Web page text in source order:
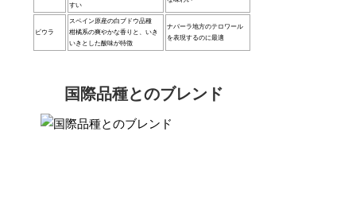
すい
ビウラ
スペイン原産の白ブドウ品種
柑橘系の爽やかな香りと、いき
いきとした酸味が特徴
ナバーラ地方のテロワール
を表現するのに最適
国際品種とのブレンド